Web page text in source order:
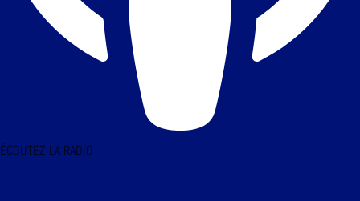
ÉCOUTEZ LA RADIO